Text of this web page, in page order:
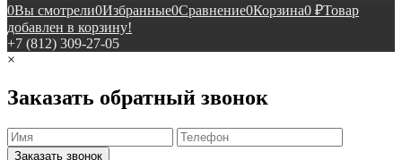
0Вы смотрели0Избранные0Сравнение0Корзина0 ₽Товар
добавлен в корзину!
+7 (812) 309-27-05
×
Заказать обратный звонок